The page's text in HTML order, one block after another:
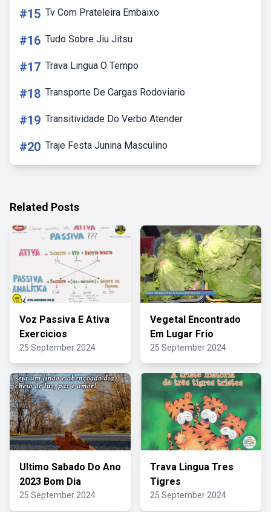
#15 Tv Com Prateleira Embaixo
#16 Tudo Sobre Jiu Jitsu
#17 Trava Lingua O Tempo
#18 Transporte De Cargas Rodoviario
#19 Transitividade Do Verbo Atender
#20 Traje Festa Junina Masculino
Related Posts
Voz Passiva E Ativa
Exercicios
25 September 2024
Vegetal Encontrado
Em Lugar Frio
25 September 2024
Ultimo Sabado Do Ano
2023 Bom Dia
25 September 2024
Trava Lingua Tres
Tigres
25 September 2024